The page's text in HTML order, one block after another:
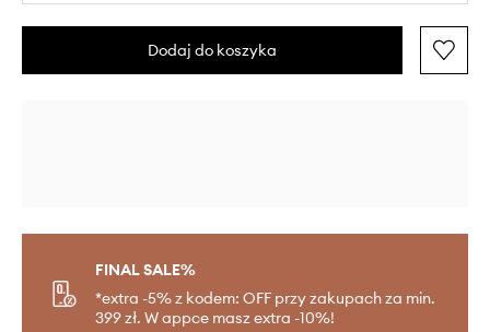
Dodaj do koszyka
FINAL SALE%
*extra -5% z kodem: OFF przy zakupach za min.
399 zł. W appce masz extra -10%!